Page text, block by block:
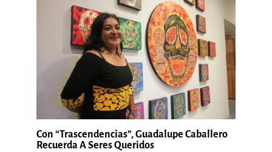
Con “Trascendencias”, Guadalupe Caballero
Recuerda A Seres Queridos